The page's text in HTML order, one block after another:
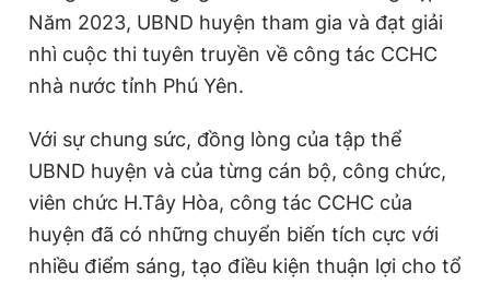
Năm 2023, UBND huyện tham gia và đạt giải
nhì cuộc thi tuyên truyền về công tác CCHC
nhà nước tỉnh Phú Yên.
Với sự chung sức, đồng lòng của tập thể
UBND huyện và của từng cán bộ, công chức,
viên chức H.Tây Hòa, công tác CCHC của
huyện đã có những chuyển biến tích cực với
nhiều điểm sáng, tạo điều kiện thuận lợi cho tổ